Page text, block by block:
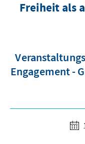
Freiheit als
Engagement -